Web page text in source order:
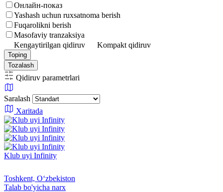
Онлайн-показ
Yashash uchun ruxsatnoma berish
Fuqarolikni berish
Masofaviy tranzaksiya
Kengaytirilgan qidiruv
Kompakt qidiruv
Toping
Tozalash
Qidiruv parametrlari
Saralash
Xaritada
Klub uyi Infinity
Toshkent, Oʻzbekiston
Talab bo'yicha narx